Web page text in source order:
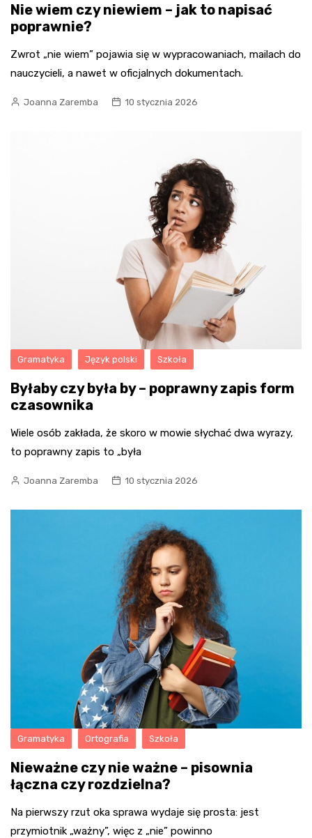
Nie wiem czy niewiem – jak to napisać
poprawnie?
Zwrot „nie wiem” pojawia się w wypracowaniach, mailach do
nauczycieli, a nawet w oficjalnych dokumentach.
Joanna Zaremba 10 stycznia 2026
Gramatyka Język polski Szkoła
Byłaby czy była by – poprawny zapis form
czasownika
Wiele osób zakłada, że skoro w mowie słychać dwa wyrazy,
to poprawny zapis to „była
Joanna Zaremba 10 stycznia 2026
Gramatyka Ortografia Szkoła
Nieważne czy nie ważne – pisownia
łączna czy rozdzielna?
Na pierwszy rzut oka sprawa wydaje się prosta: jest
przymiotnik „ważny”, więc z „nie” powinno